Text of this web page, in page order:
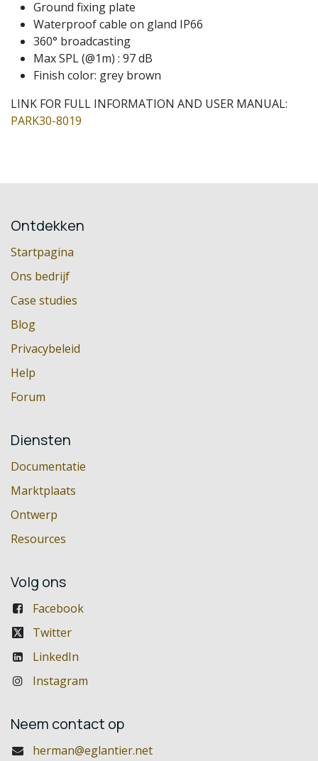
Ground fixing plate
Waterproof cable on gland IP66
360° broadcasting
Max SPL (@1m) : 97 dB
Finish color: grey brown
LINK FOR FULL INFORMATION AND USER MANUAL:
PARK30-8019
Ontdekken
Startpagina
Ons bedrijf
Case studies
Blog
Privacybeleid
Help
Forum
Diensten
Documentatie
Marktplaats
Ontwerp
Resources
Volg ons
Facebook
Twitter
LinkedIn
Instagram
Neem contact op
herman@eglantier.net